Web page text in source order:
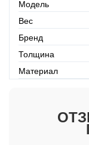
Модель
Вес
Бренд
Толщина
Материал